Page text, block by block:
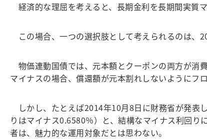
経済的な理屈を考えると、長期金利を長期間実質
この場合、一つの選択肢として考えられるのは、
物価連動国債では、元本額とクーポンの両方が消
マイナスの場合、償還額が元本割れしないようにフ
しかし、たとえば2014年10月8日に財務省が発表
りはマイナス0.6580％）と、結構なマイナス利回
者は、魅力的な運用対象だとは思わない。